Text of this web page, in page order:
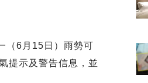
（6月15日）雨勢可
提示及警告信息，並